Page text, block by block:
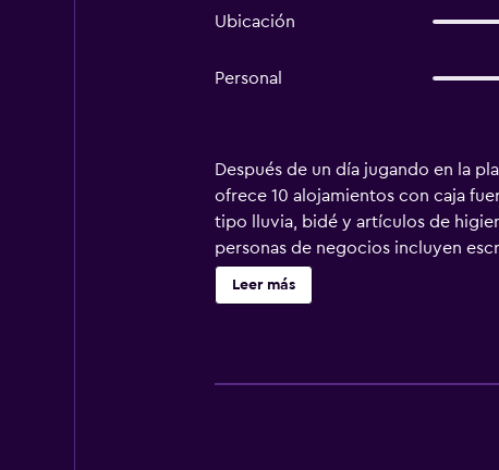
Ubicación
Personal
Después de un día jugando en la
ofrece 10 alojamientos con caja
tipo lluvia, bidé y artículos de
personas de negocios incluyen
este hotel incluyen una playa
instalaciones o cerca del
Leer más